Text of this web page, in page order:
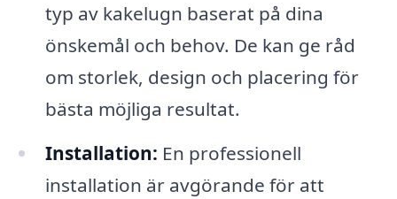
typ av kakelugn baserat på dina
önskemål och behov. De kan ge råd
om storlek, design och placering för
bästa möjliga resultat.
Installation: En professionell
installation är avgörande för att